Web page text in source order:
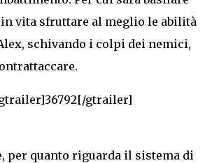
vita sfruttare al meglio le abilità
schivando i colpi dei nemici,
gtrailer]
per quanto riguarda il sistema di